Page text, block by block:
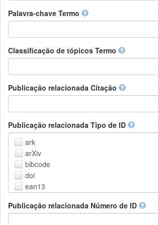
Ciências da Terra e do meio ambiente
Direito
Ciências matemáticas
Medicina, Saúde e Ciências da Vida
Ciências Sociais
Outros
Palavra-chave Termo
Classificação de tópicos Termo
Publicação relacionada Citação
Publicação relacionada Tipo de ID
ark
arXiv
bibcode
doi
ean13
handle
Publicação relacionada Número de ID